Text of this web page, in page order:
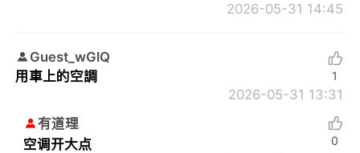
2026-05-31 14:45
Guest_wGlQ
用車上的空調
2026-05-31 13:31
1
有道理
空调开大点
0